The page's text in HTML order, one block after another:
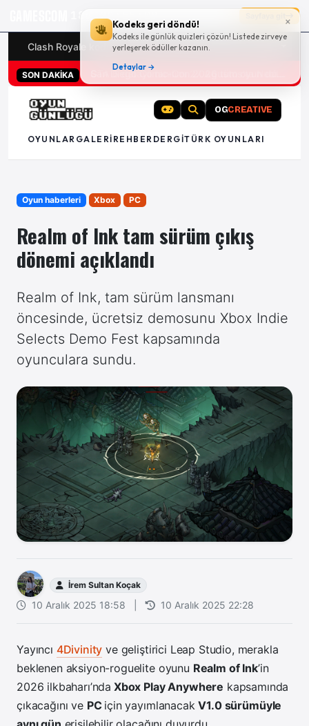
×
Kodeks geri döndü!
Kodeks ile günlük quizleri çözün! Listede zirveye
yerleşerek ödüller kazanın.
Detaylar →
18g 20:55:08
Clash Royale kodları Türk oyunları (PC ve konsollar) -
SON DAKİKA
OGCREATIVE
OYUNLAR GALERI REHBER DERGITÜRK OYUNLARI
Oyun haberleri Xbox PC
Realm of Ink tam sürüm çıkış
dönemi açıklandı
Realm of Ink, tam sürüm lansmanı
öncesinde, ücretsiz demosunu Xbox Indie
Selects Demo Fest kapsamında
oyunculara sundu.
İrem Sultan Koçak
10 Aralık 2025 18:58 10 Aralık 2025 22:28
Yayıncı 4Divinity ve geliştirici Leap Studio, merakla
beklenen aksiyon-roguelite oyunu Realm of Ink’in
2026 ilkbaharı’nda Xbox Play Anywhere kapsamında
çıkacağını ve PC için yayımlanacakV1.0 sürümüyle